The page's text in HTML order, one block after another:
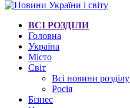
ВСІ РОЗДІЛИ
Головна
Україна
Місто
Світ
Всі новини розділу
Росія
Бізнес